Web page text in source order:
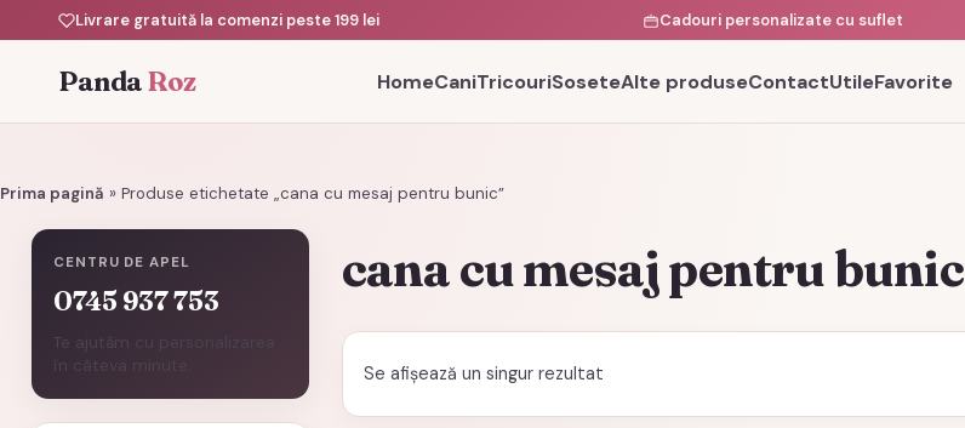
Livrare gratuită la comenzi peste 199 lei Cadouri personalizate cu suflet
PandaRoz HomeCaniTricouriSoseteAlte produseContactUtileFavorite
Prima pagină » Produse etichetate „cana cu mesaj pentru bunic”
CENTRU DE APEL
0745 937 753
Te ajutăm cu personalizarea
în câteva minute.
cana cu mesaj pentru bunic
Se afișează un singur rezultat